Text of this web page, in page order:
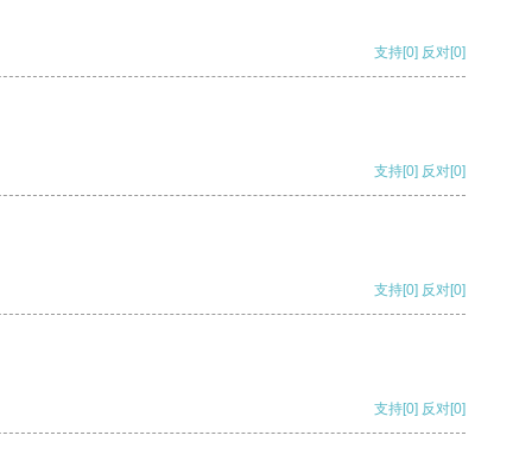
支持[0] 反对[0]
支持[0] 反对[0]
支持[0] 反对[0]
支持[0] 反对[0]